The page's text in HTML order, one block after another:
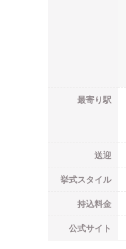
最寄り駅
送迎
挙式スタイル
持込料金
公式サイト